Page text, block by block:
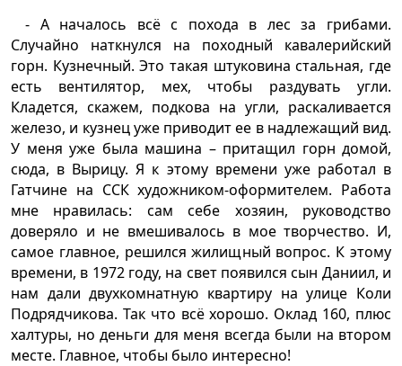
- А началось всё с похода в лес за грибами.
Случайно наткнулся на походный кавалерийский
горн. Кузнечный. Это такая штуковина стальная, где
есть вентилятор, мех, чтобы раздувать угли.
Кладется, скажем, подкова на угли, раскаливается
железо, и кузнец уже приводит ее в надлежащий вид.
У меня уже была машина – притащил горн домой,
сюда, в Вырицу. Я к этому времени уже работал в
Гатчине на ССК художником-оформителем. Работа
мне нравилась: сам себе хозяин, руководство
доверяло и не вмешивалось в мое творчество. И,
самое главное, решился жилищный вопрос. К этому
времени, в 1972 году, на свет появился сын Даниил, и
нам дали двухкомнатную квартиру на улице Коли
Подрядчикова. Так что всё хорошо. Оклад 160, плюс
халтуры, но деньги для меня всегда были на втором
месте. Главное, чтобы было интересно!